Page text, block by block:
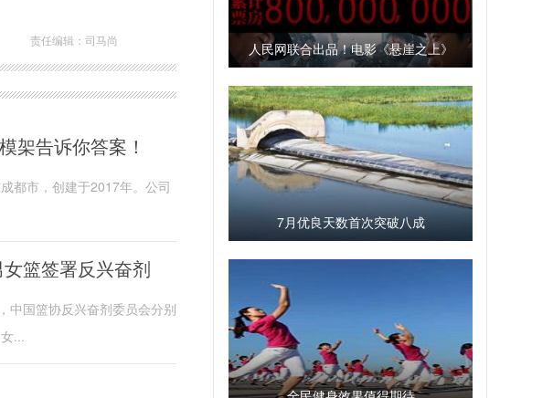
责任编辑：司马尚
架告诉你答案！
都市，创建于2017年。公司
篮签署反兴奋剂
中国篮协反兴奋剂委员会分别
...
人民网联合出品！电影《悬崖之上》
7月优良天数首次突破八成